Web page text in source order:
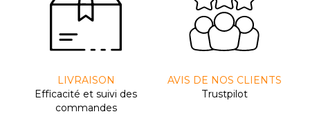
LIVRAISON
Efﬁcacité et suivi des
commandes
AVIS DE NOS CLIENTS
Trustpilot